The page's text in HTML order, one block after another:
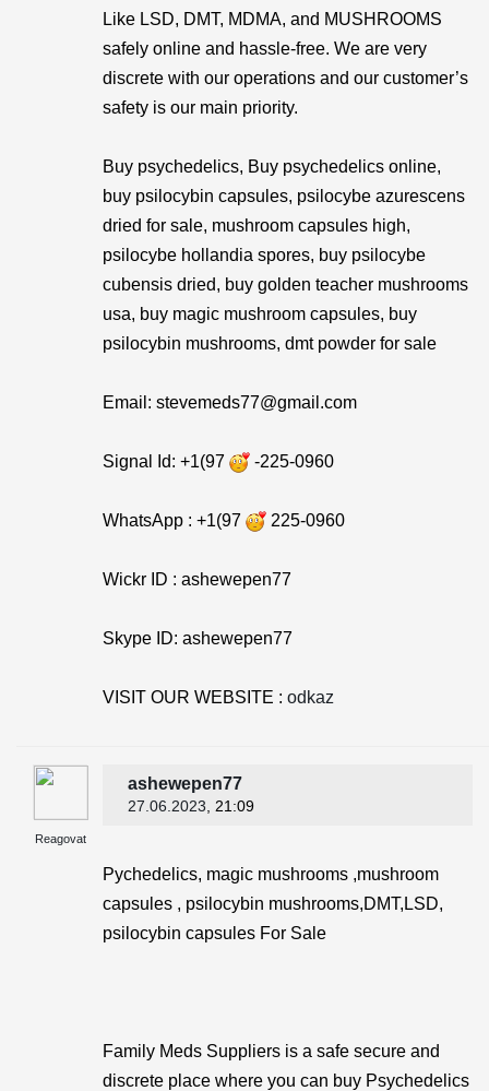
Like LSD, DMT, MDMA, and MUSHROOMS
safely online and hassle-free. We are very
discrete with our operations and our customer’s
safety is our main priority.
Buy psychedelics, Buy psychedelics online,
buy psilocybin capsules, psilocybe azurescens
dried for sale, mushroom capsules high,
psilocybe hollandia spores, buy psilocybe
cubensis dried, buy golden teacher mushrooms
usa, buy magic mushroom capsules, buy
psilocybin mushrooms, dmt powder for sale
Email: stevemeds77@gmail.com
Signal Id: +1(97 -225-0960
WhatsApp : +1(97 225-0960
Wickr ID : ashewepen77
Skype ID: ashewepen77
VISIT OUR WEBSITE : odkaz
Reagovat
ashewepen77
27.06.2023 , 21:09
Pychedelics, magic mushrooms ,mushroom
capsules , psilocybin mushrooms,DMT,LSD,
psilocybin capsules For Sale
Family Meds Suppliers is a safe secure and
discrete place where you can buy Psychedelics